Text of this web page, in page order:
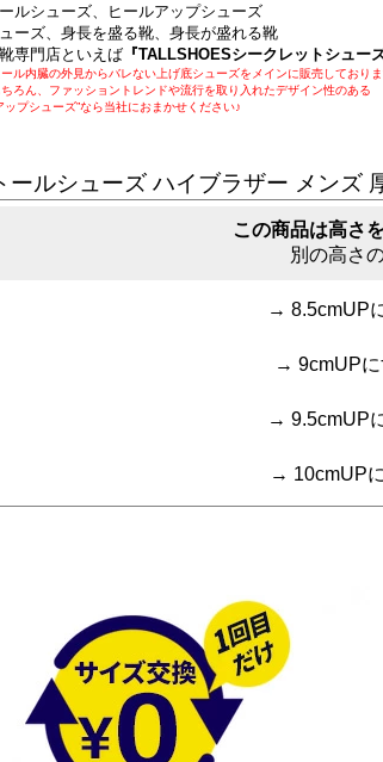
ルシューズ、ヒールアップシューズ
ーズ、身長を盛る靴、身長が盛れる靴
専門店といえば 『TALLSHOESシークレットシュー
ル内臓の外見からバレない上げ底シューズをメインに販売しておりま
ろん、ファッショントレンドや流行を取り入れたデザイン性のある
ップシューズ”なら当社におまかせください♪
ルシューズ ハイブラザー メンズ
この商品は高さ
別の高さ
→ 8.5cmUP
→ 9cmUP
→ 9.5cmUP
→ 10cmUP